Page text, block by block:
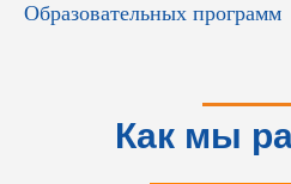
Образовательных программ
Как мы